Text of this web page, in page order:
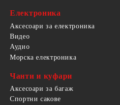
Електроника
Аксесоари за електроника
Видео
Аудио
Морска електроника
Чанти и куфари
Аксесоари за багаж
Спортни сакове